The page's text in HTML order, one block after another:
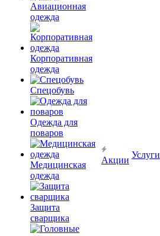
Авиационная
одежда
Корпоративная
одежда
Спецобувь
Одежда для
поваров
Медицинская
одежда
Защита
сварщика
Акции
Услуги